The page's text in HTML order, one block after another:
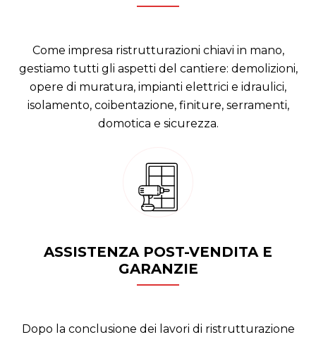
Come impresa ristrutturazioni chiavi in mano,
gestiamo tutti gli aspetti del cantiere: demolizioni,
opere di muratura, impianti elettrici e idraulici,
isolamento, coibentazione, finiture, serramenti,
domotica e sicurezza.
ASSISTENZA POST-VENDITA E
GARANZIE
Dopo la conclusione dei lavori di ristrutturazione